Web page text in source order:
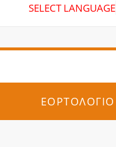
SELECT LANGUAGE
ΕΟΡΤΟΛΟΓΙΟ